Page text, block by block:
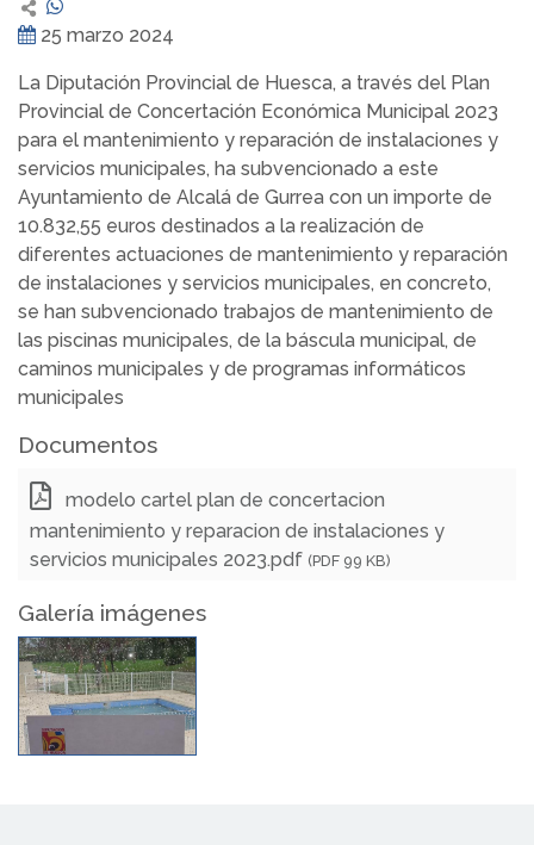
25 marzo 2024
La Diputación Provincial de Huesca, a través del Plan
Provincial de Concertación Económica Municipal 2023
para el mantenimiento y reparación de instalaciones y
servicios municipales, ha subvencionado a este
Ayuntamiento de Alcalá de Gurrea con un importe de
10.832,55 euros destinados a la realización de
diferentes actuaciones de mantenimiento y reparación
de instalaciones y servicios municipales, en concreto,
se han subvencionado trabajos de mantenimiento de
las piscinas municipales, de la báscula municipal, de
caminos municipales y de programas informáticos
municipales
Documentos
modelo cartel plan de concertacion
mantenimiento y reparacion de instalaciones y
servicios municipales 2023.pdf (PDF 99 KB)
Galería imágenes